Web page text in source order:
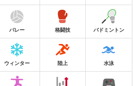
バレー 格闘技 バドミントン
ウィンター 陸上 水泳